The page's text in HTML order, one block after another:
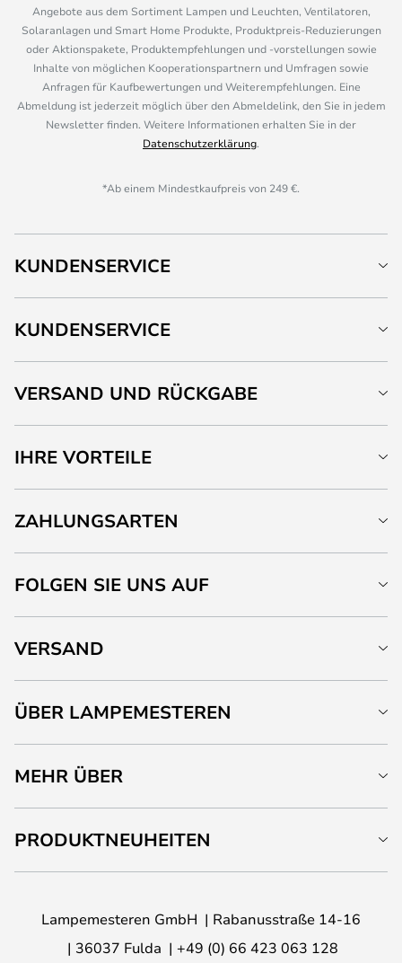
Angebote aus dem Sortiment Lampen und Leuchten, Ventilatoren,
Solaranlagen und Smart Home Produkte, Produktpreis-Reduzierungen
oder Aktionspakete, Produktempfehlungen und -vorstellungen sowie
Inhalte von möglichen Kooperationspartnern und Umfragen sowie
Anfragen für Kaufbewertungen und Weiterempfehlungen. Eine
Abmeldung ist jederzeit möglich über den Abmeldelink, den Sie in jedem
Newsletter finden. Weitere Informationen erhalten Sie in der
Datenschutzerklärung.
*Ab einem Mindestkaufpreis von 249 €.
KUNDENSERVICE
KUNDENSERVICE
VERSAND UND RÜCKGABE
IHRE VORTEILE
ZAHLUNGSARTEN
FOLGEN SIE UNS AUF
VERSAND
ÜBER LAMPEMESTEREN
MEHR ÜBER
PRODUKTNEUHEITEN
Lampemesteren GmbH
Rabanusstraße 14-16
36037 Fulda
+49 (0) 66 423 063 128